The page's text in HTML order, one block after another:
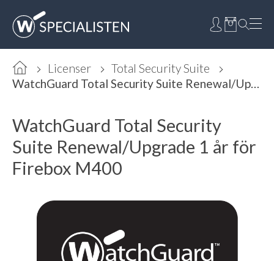
Licenser
Total Security Suite
WatchGuard Total Security Suite Renewal/Upgrade 1 år för Firebox M400
WatchGuard Total Security
Suite Renewal/Upgrade 1 år för
Firebox M400